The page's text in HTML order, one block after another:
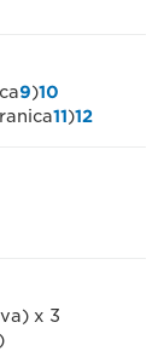
9)10
11)12
x 3